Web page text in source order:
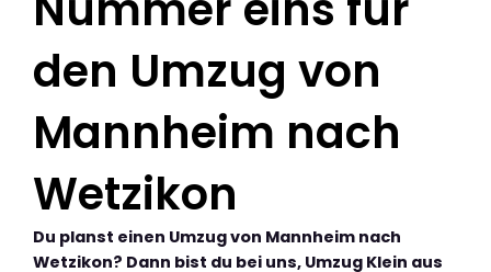
den Umzug von
Mannheim nach
Wetzikon
Du planst einen Umzug von Mannheim nach
Wetzikon? Dann bist du bei uns, Umzug Klein aus